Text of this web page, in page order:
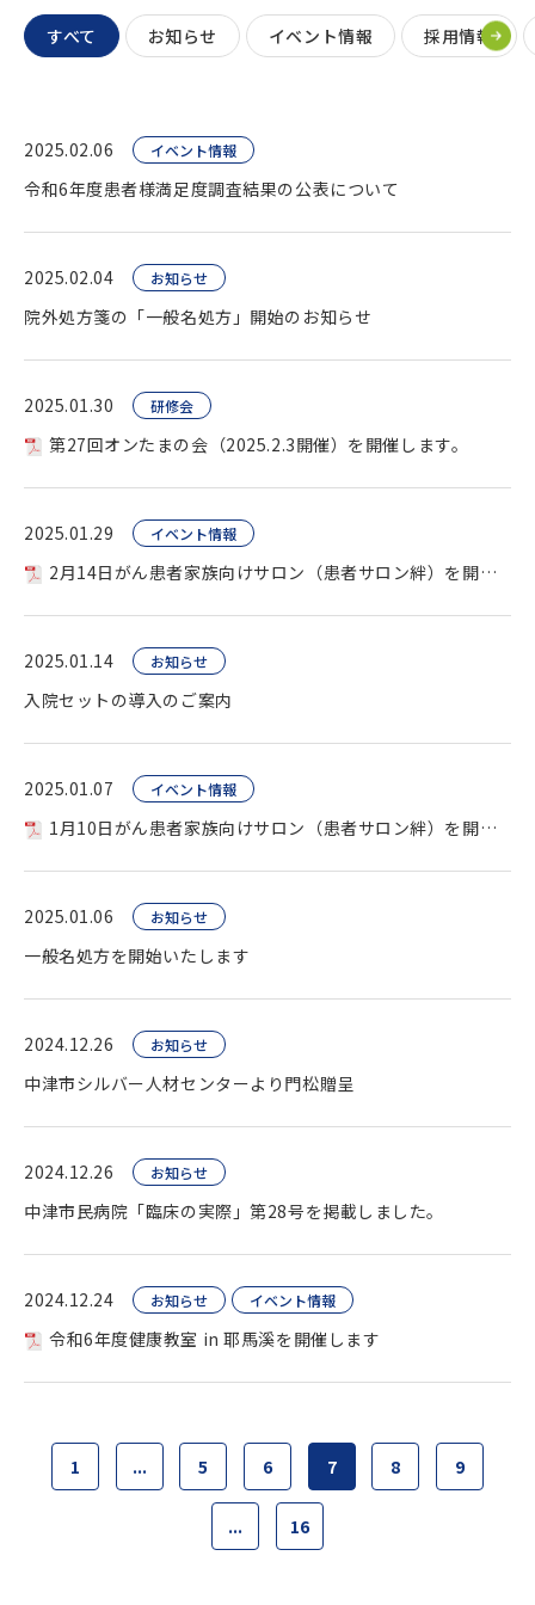
すべて お知らせ イベント情報 採用情報
2025.02.06 イベント情報
令和6年度患者様満足度調査結果の公表について
2025.02.04 お知らせ
院外処方箋の「一般名処方」開始のお知らせ
2025.01.30 研修会
第27回オンたまの会（2025.2.3開催）を開催します。
2025.01.29 イベント情報
2月14日がん患者家族向けサロン（患者サロン絆）を開催します
2025.01.14 お知らせ
入院セットの導入のご案内
2025.01.07 イベント情報
1月10日がん患者家族向けサロン（患者サロン絆）を開催します
2025.01.06 お知らせ
一般名処方を開始いたします
2024.12.26 お知らせ
中津市シルバー人材センターより門松贈呈
2024.12.26 お知らせ
中津市民病院「臨床の実際」第28号を掲載しました。
2024.12.24 お知らせ イベント情報
令和6年度健康教室 in 耶馬溪を開催します
1 ... 5 6 7 8 9
... 16